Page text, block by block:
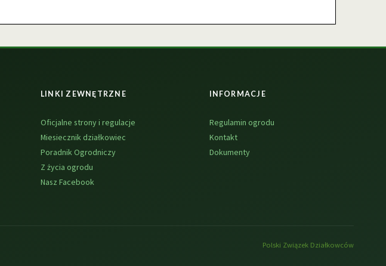
LINKI ZEWNĘTRZNE
Oficjalne strony i regulacje
Miesiecznik działkowiec
Poradnik Ogrodniczy
Z życia ogrodu
Nasz Facebook
INFORMACJE
Regulamin ogrodu
Kontakt
Dokumenty
Polski Związek Działkowców